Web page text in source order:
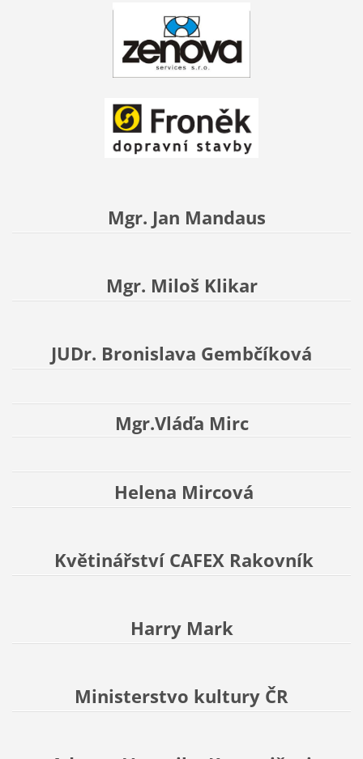
Mgr. Jan Mandaus
Mgr. Miloš Klikar
JUDr. Bronislava Gembčíková
Mgr.Vláďa Mirc
Helena Mircová
Květinářství CAFEX Rakovník
Harry Mark
Ministerstvo kultury ČR